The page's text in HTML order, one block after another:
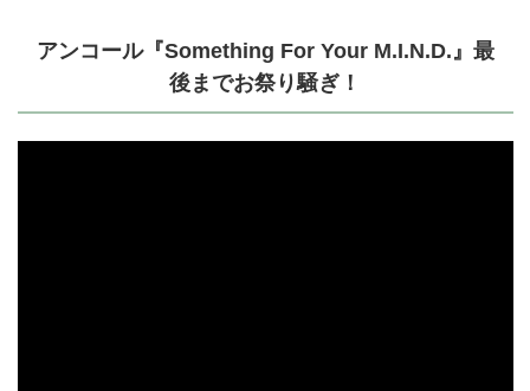
アンコール『Something For Your M.I.N.D.』最
後までお祭り騒ぎ！